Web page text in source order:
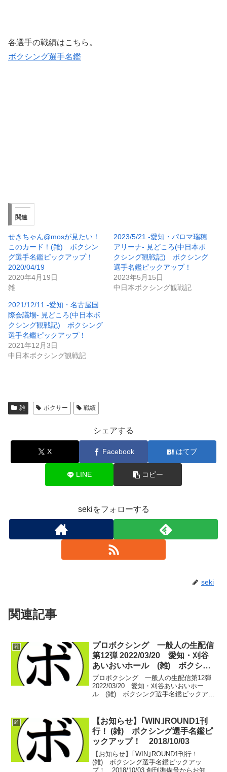
各選手の戦績はこちら。
ボクシング選手名鑑
関連
せきちゃん@mosが見たい！
このカード！(雑) ボクシン
グ選手名鑑ピックアップ！
2020/04/19
2020年4月19日
雑
2023/5/21 -愛知・パロマ瑞穂
アリーナ- 見どころ(中日本ボ
クシング観戦記) ボクシング
選手名鑑ピックアップ！
2023年5月15日
中日本ボクシング観戦記
2021/12/11 -愛知・名古屋国
際会議場- 見どころ(中日本ボ
クシング観戦記) ボクシング
選手名鑑ピックアップ！
2021年12月3日
中日本ボクシング観戦記
雑 ボクサー 戦績
シェアする
X Facebook はてブ
LINE コピー
sekiをフォローする
seki
関連記事
雑
プロボクシング 一般人の生配信
第12弾 2022/03/20 愛知・刈谷
あいおいホール (雑) ボクシン
グ選手名鑑ピックアップ！
プロボクシング 一般人の生配信第12弾
2022/03/20 愛知・刈谷あいおいホー
ル (雑) ボクシング選手名鑑ピックアッ
行えること、関係者の方々、sakana...
雑
【お知らせ】｢WIN｣ROUND1刊
行！ (雑) ボクシング選手名鑑ピ
ックアップ！ 2018/10/03
【お知らせ】｢WIN｣ROUND1刊行！
(雑) ボクシング選手名鑑ピックアッ
プ！ 2018/10/03 創刊準備号からお知ら